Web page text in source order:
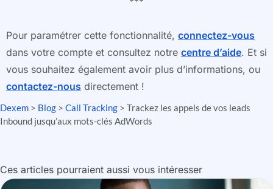
Pour paramétrer cette fonctionnalité, connectez-vous
dans votre compte et consultez notre centre d’aide. Et si
vous souhaitez également avoir plus d’informations, ou
contactez-nous directement !
Dexem > Blog > Call Tracking > Trackez les appels de vos leads
Inbound jusqu’aux mots-clés AdWords
Ces articles pourraient aussi vous intéresser